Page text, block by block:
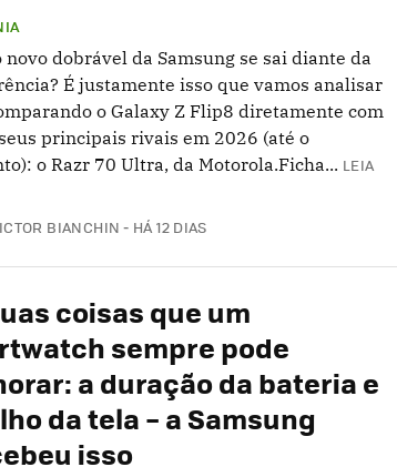
novo dobrável da Samsung se sai diante da
É justamente isso que vamos analisar
o Galaxy Z Flip8 diretamente com
principais rivais em 2026 (até o
o Razr 70 Ultra, da Motorola.Ficha... LEIA
BIANCHIN HÁ 12 DIAS
coisas que um
sempre pode
a duração da bateria e
da tela – a Samsung
isso